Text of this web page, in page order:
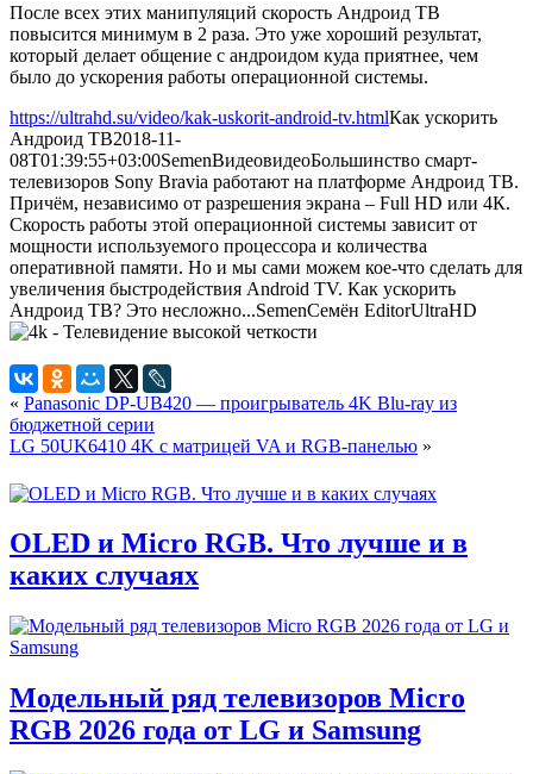
После всех этих манипуляций скорость Андроид ТВ
повысится минимум в 2 раза. Это уже хороший результат,
который делает общение с андроидом куда приятнее, чем
было до ускорения работы операционной системы.
https://ultrahd.su/video/kak-uskorit-android-tv.htmlКак ускорить
Андроид ТВ2018-11-
08T01:39:55+03:00SemenВидеовидеоБольшинство смарт-
телевизоров Sony Bravia работают на платформе Андроид ТВ.
Причём, независимо от разрешения экрана – Full HD или 4К.
Скорость работы этой операционной системы зависит от
мощности используемого процессора и количества
оперативной памяти. Но и мы сами можем кое-что сделать для
увеличения быстродействия Android TV. Как ускорить
Андроид ТВ? Это несложно...SemenСемён EditorUltraHD
« Panasonic DP-UB420 — проигрыватель 4K Blu-ray из
бюджетной серии
LG 50UK6410 4K с матрицей VA и RGB-панелью »
OLED и Micro RGB. Что лучше и в
каких случаях
Модельный ряд телевизоров Micro
RGB 2026 года от LG и Samsung